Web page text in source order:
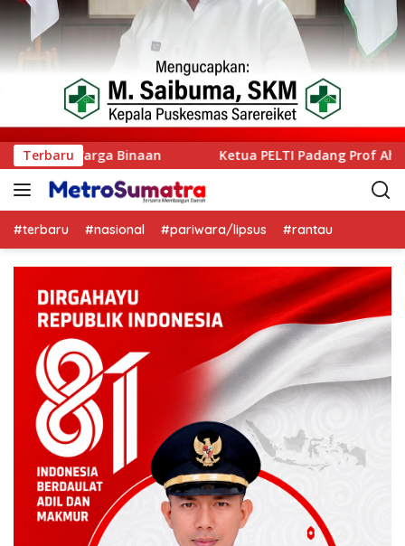
Terbaru
Padang Prof Ahmad Wira Buka Iwan Tennis Club Session 6
#terbaru #nasional #pariwara/lipsus #rantau